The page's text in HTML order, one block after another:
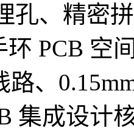
孔、精密
PCB 空
路、
集成设计